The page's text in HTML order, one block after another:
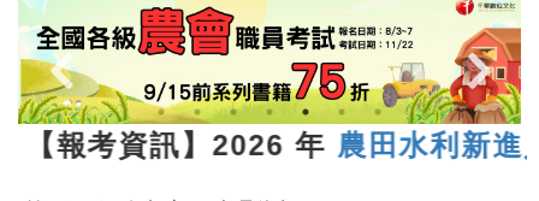
考資訊】2026 年農田水利新進人